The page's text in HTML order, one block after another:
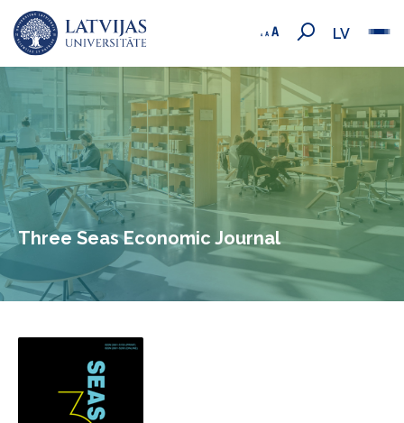
LV
Three Seas Economic Journal